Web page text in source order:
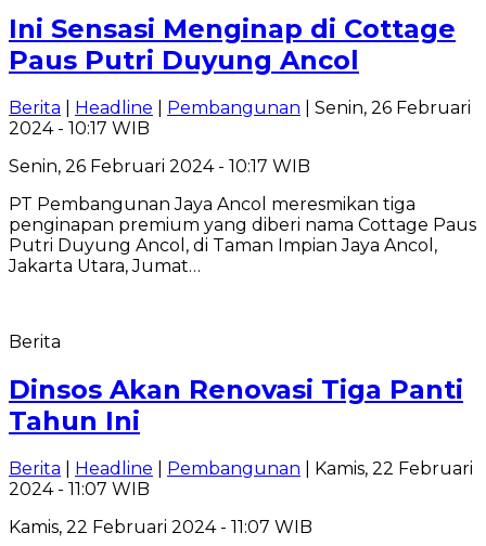
Ini Sensasi Menginap di Cottage
Paus Putri Duyung Ancol
Berita Headline Pembangunan | Senin, 26 Februari
2024 - 10:17 WIB
Senin, 26 Februari 2024 - 10:17 WIB
PT Pembangunan Jaya Ancol meresmikan tiga
penginapan premium yang diberi nama Cottage Paus
Putri Duyung Ancol, di Taman Impian Jaya Ancol,
Jakarta Utara, Jumat…
Berita
Dinsos Akan Renovasi Tiga Panti
Tahun Ini
Berita Headline Pembangunan | Kamis, 22 Februari
2024 - 11:07 WIB
Kamis, 22 Februari 2024 - 11:07 WIB